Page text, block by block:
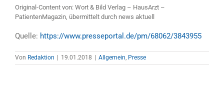
Original-Content von: Wort & Bild Verlag – HausArzt –
PatientenMagazin, übermittelt durch news aktuell
Quelle: https://www.presseportal.de/pm/68062/3843955
Von Redaktion | 19.01.2018 | Allgemein Presse